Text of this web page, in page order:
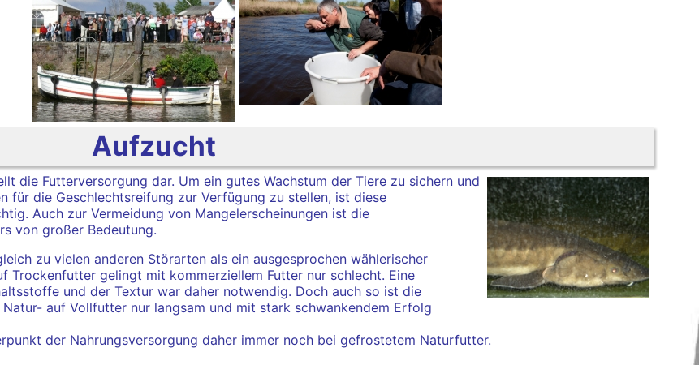
Aufzucht
die Futterversorgung dar. Um ein gutes Wachstum der Tiere zu sichern und
für die Geschlechtsreifung zur Verfügung zu stellen, ist diese
Auch zur Vermeidung von Mangelerscheinungen ist die
von großer Bedeutung.
zu vielen anderen Störarten als ein ausgesprochen wählerischer
Trockenfutter gelingt mit kommerziellem Futter nur schlecht. Eine
und der Textur war daher notwendig. Doch auch so ist die
auf Vollfutter nur langsam und mit stark schwankendem Erfolg
der Nahrungsversorgung daher immer noch bei gefrostetem Naturfutter.